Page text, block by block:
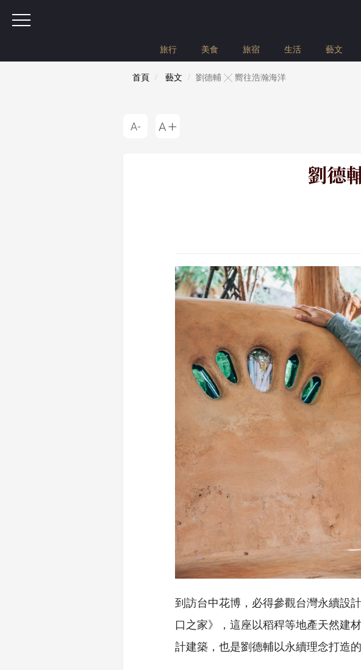
旅行 美食 旅宿 生活 藝文
首頁 藝文 劉德輔 ╳ 嚮往浩瀚海洋
劉德
到訪台中花博，必得參觀台灣永續設
口之家》，這座以稻稈等地產天然建
計建築，也是劉德輔以永續理念打造的